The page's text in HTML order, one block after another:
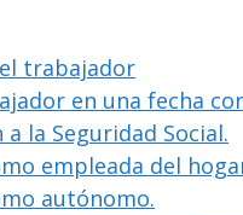
trabajador
en una fecha
la Seguridad Social.
empleada del
autónomo.